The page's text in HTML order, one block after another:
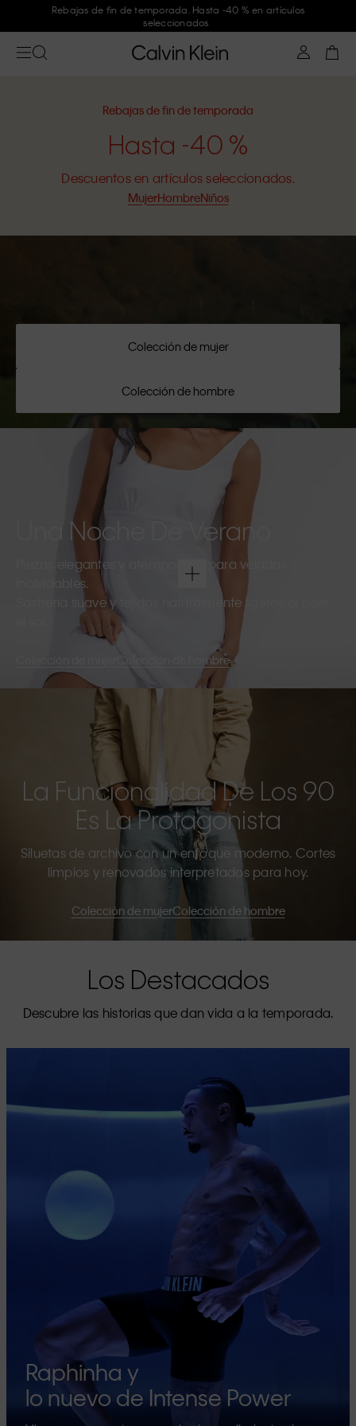
Rebajas de fin de temporada. Hasta -40 % en artículos
seleccionados
Rebajas de fin de temporada
Hasta -40 %
Descuentos en artículos seleccionados.
MujerHombreNiños
Colección de mujer
Colección de hombre
Una Noche De Verano
Piezas elegantes y atemporales para veladas
inolvidables.
Sastrería suave y tejidos naturalmente ligeros al caer
Colección de hombre
La Funcionalidad De Los 90
Es La Protagonista
Siluetas de archivo con un enfoque moderno. Cortes
limpios y renovados interpretados para hoy.
Colección de mujerColección de hombre
Los Destacados
Descubre las historias que dan vida a la temporada.
Raphinha y
lo nuevo de Intense Power